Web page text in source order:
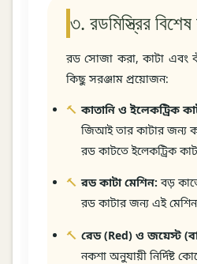
৩. রডমিস্ত্রির বিশেষ
রড সোজা করা, কাটা এবং
কিছু সরঞ্জাম প্রয়োজন:
কাতানি ও ইলেকট্রিক
জিআই তার কাটার জন্য
রড কাটতে ইলেকট্রিক
রড কাটা মেশিন: বড়
রড কাটার জন্য এই
রেড (Red) ও জয়েস্ট
নকশা অনুযায়ী নির্দিষ্ট